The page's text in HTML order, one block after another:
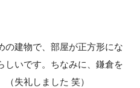
建物で、部屋が正方形にな
しいです。ちなみに、鎌倉を
失礼しました 笑）